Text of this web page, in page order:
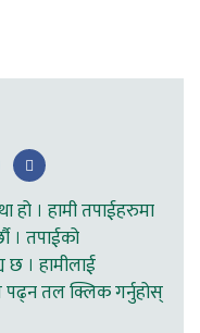
हो । हामी तपाईहरुमा
। तपाईको
छ । हामीलाई
पढ्न तल क्लिक गर्नुहोस्